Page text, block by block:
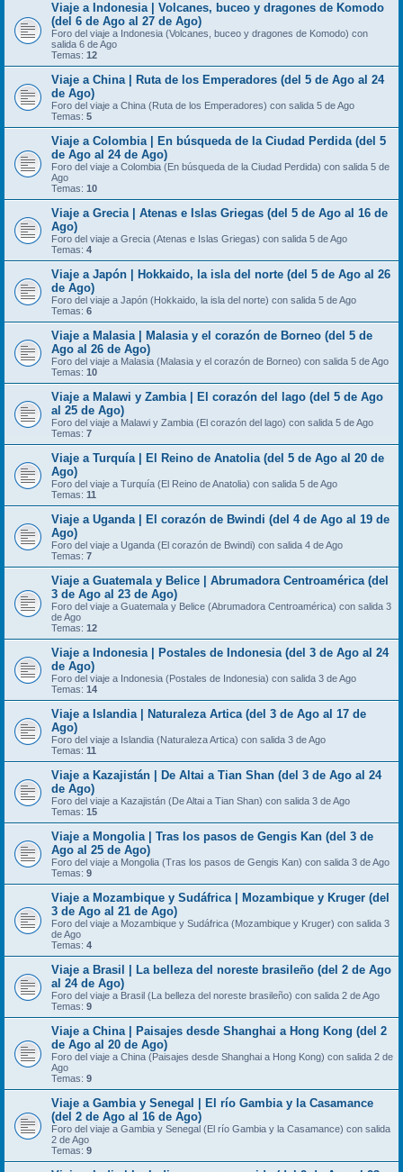
Viaje a Indonesia | Volcanes, buceo y dragones de Komodo
(del 6 de Ago al 27 de Ago)
Foro del viaje a Indonesia (Volcanes, buceo y dragones de Komodo) con
salida 6 de Ago
Temas: 12
Viaje a China | Ruta de los Emperadores (del 5 de Ago al 24
de Ago)
Foro del viaje a China (Ruta de los Emperadores) con salida 5 de Ago
Temas: 5
Viaje a Colombia | En búsqueda de la Ciudad Perdida (del 5
de Ago al 24 de Ago)
Foro del viaje a Colombia (En búsqueda de la Ciudad Perdida) con salida 5 de
Ago
Temas: 10
Viaje a Grecia | Atenas e Islas Griegas (del 5 de Ago al 16 de
Ago)
Foro del viaje a Grecia (Atenas e Islas Griegas) con salida 5 de Ago
Temas: 4
Viaje a Japón | Hokkaido, la isla del norte (del 5 de Ago al 26
de Ago)
Foro del viaje a Japón (Hokkaido, la isla del norte) con salida 5 de Ago
Temas: 6
Viaje a Malasia | Malasia y el corazón de Borneo (del 5 de
Ago al 26 de Ago)
Foro del viaje a Malasia (Malasia y el corazón de Borneo) con salida 5 de Ago
Temas: 10
Viaje a Malawi y Zambia | El corazón del lago (del 5 de Ago
al 25 de Ago)
Foro del viaje a Malawi y Zambia (El corazón del lago) con salida 5 de Ago
Temas: 7
Viaje a Turquía | El Reino de Anatolia (del 5 de Ago al 20 de
Ago)
Foro del viaje a Turquía (El Reino de Anatolia) con salida 5 de Ago
Temas: 11
Viaje a Uganda | El corazón de Bwindi (del 4 de Ago al 19 de
Ago)
Foro del viaje a Uganda (El corazón de Bwindi) con salida 4 de Ago
Temas: 7
Viaje a Guatemala y Belice | Abrumadora Centroamérica (del
3 de Ago al 23 de Ago)
Foro del viaje a Guatemala y Belice (Abrumadora Centroamérica) con salida 3
de Ago
Temas: 12
Viaje a Indonesia | Postales de Indonesia (del 3 de Ago al 24
de Ago)
Foro del viaje a Indonesia (Postales de Indonesia) con salida 3 de Ago
Temas: 14
Viaje a Islandia | Naturaleza Artica (del 3 de Ago al 17 de
Ago)
Foro del viaje a Islandia (Naturaleza Artica) con salida 3 de Ago
Temas: 11
Viaje a Kazajistán | De Altai a Tian Shan (del 3 de Ago al 24
de Ago)
Foro del viaje a Kazajistán (De Altai a Tian Shan) con salida 3 de Ago
Temas: 15
Viaje a Mongolia | Tras los pasos de Gengis Kan (del 3 de
Ago al 25 de Ago)
Foro del viaje a Mongolia (Tras los pasos de Gengis Kan) con salida 3 de Ago
Temas: 9
Viaje a Mozambique y Sudáfrica | Mozambique y Kruger (del
3 de Ago al 21 de Ago)
Foro del viaje a Mozambique y Sudáfrica (Mozambique y Kruger) con salida 3
de Ago
Temas: 4
Viaje a Brasil | La belleza del noreste brasileño (del 2 de Ago
al 24 de Ago)
Foro del viaje a Brasil (La belleza del noreste brasileño) con salida 2 de Ago
Temas: 9
Viaje a China | Paisajes desde Shanghai a Hong Kong (del 2
de Ago al 20 de Ago)
Foro del viaje a China (Paisajes desde Shanghai a Hong Kong) con salida 2 de
Ago
Temas: 9
Viaje a Gambia y Senegal | El río Gambia y la Casamance
(del 2 de Ago al 16 de Ago)
Foro del viaje a Gambia y Senegal (El río Gambia y la Casamance) con salida
2 de Ago
Temas: 9